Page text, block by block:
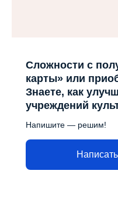
Сложности с
карты» или
Знаете, как
учреждений
Напишите — решим!
Написать